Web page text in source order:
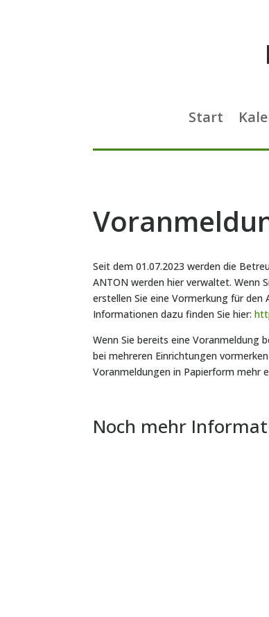
Start
Seit dem 01.07.2023 werden die
ANTON werden hier verwaltet. Wenn
erstellen Sie eine Vormerkung für
Informationen dazu finden Sie hier:
Wenn Sie bereits eine Voranmeldung
bei mehreren Einrichtungen
Voranmeldungen in Papierform mehr
Noch mehr